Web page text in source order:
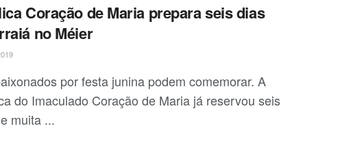
Coração de Maria prepara seis dias
no Méier
por festa junina podem comemorar. A
do Imaculado Coração de Maria já reservou seis
muita ...